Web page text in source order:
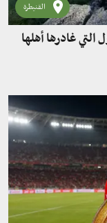
القنيطرة
التي غادرها أهلها